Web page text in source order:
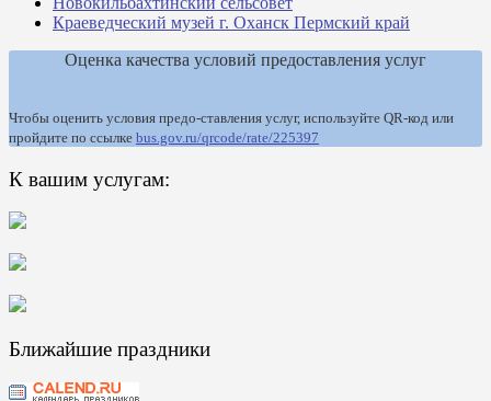
Краеведческий музей г. Оханск Пермский край
Оценка качества условий предоставления услуг
Чтобы оценить условия предо-ставления услуг, используйте QR-код или
пройдите по ссылке bus.gov.ru/qrcode/rate/225397
К вашим услугам:
Ближайшие праздники